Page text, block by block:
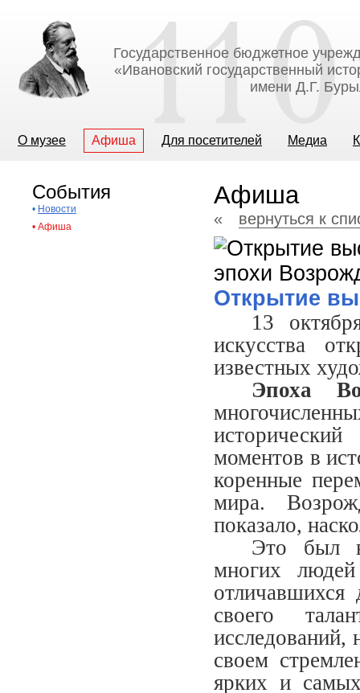
Государственное бюджетное
«Ивановский государственный
имени Д.Г.
О музее Афиша Для посетителей Медиа
События
• Новости
• Афиша
Афиша
« вернуться к
Открытие
13
искусства
известных
Эпоха
моментов в
коренные
мира.
показало,
Это был
многих
своего
исследований,
своем
ярких и